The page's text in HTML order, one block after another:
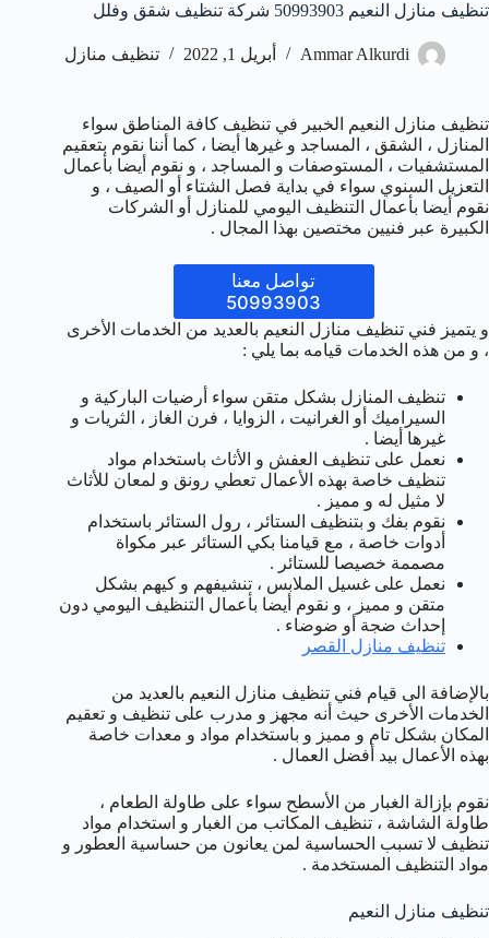
تنظيف منازل النعيم 50993903‬ شركة تنظيف شقق وفلل
Ammar Alkurdi أبريل 1, 2022 تنظيف منازل
تنظيف منازل النعيم الخبير في تنظيف كافة المناطق سواء
المنازل ، الشقق ، المساجد و غيرها أيضا ، كما أننا نقوم بتعقيم
المستشفيات ، المستوصفات و المساجد ، و نقوم أيضا بأعمال
التعزيل السنوي سواء في بداية فصل الشتاء أو الصيف ، و
نقوم أيضا بأعمال التنظيف اليومي للمنازل أو الشركات
الكبيرة عبر فنيين مختصين بهذا المجال .
تواصل معنا
50993903
و يتميز فني تنظيف منازل النعيم بالعديد من الخدمات الأخرى
، و من هذه الخدمات قيامه بما يلي :
تنظيف المنازل بشكل متقن سواء أرضيات الباركية و
السيراميك أو الغرانيت ، الزوايا ، فرن الغاز ، الثريات و
غيرها أيضا .
نعمل على تنظيف العفش و الأثاث باستخدام مواد
تنظيف خاصة بهذه الأعمال تعطي رونق و لمعان للأثاث
لا مثيل له و مميز .
نقوم بفك و بتنظيف الستائر ، رول الستائر باستخدام
أدوات خاصة ، مع قيامنا بكي الستائر عبر مكواة
مصممة خصيصا للستائر .
نعمل على غسيل الملابس ، تنشيفهم و كيهم بشكل
متقن و مميز ، و نقوم أيضا بأعمال التنظيف اليومي دون
إحداث ضجة أو ضوضاء .
تنظيف منازل القصر
بالإضافة الى قيام فني تنظيف منازل النعيم بالعديد من
الخدمات الأخرى حيث أنه مجهز و مدرب على تنظيف و تعقيم
المكان بشكل تام و مميز و باستخدام مواد و معدات خاصة
بهذه الأعمال بيد أفضل العمال .
نقوم بإزالة الغبار من الأسطح سواء على طاولة الطعام ،
طاولة الشاشة ، تنظيف المكاتب من الغبار و استخدام مواد
تنظيف لا تسبب الحساسية لمن يعانون من حساسية العطور و
مواد التنظيف المستخدمة .
تنظيف منازل النعيم